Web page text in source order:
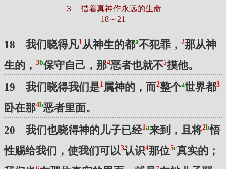
３ 借着真神作永远的生命
18～21
18 我们晓得凡1从神生的都a不犯罪， 2那从神
生的， 3b保守自己，那4恶者也就不5摸他。
19 我们晓得我们是1属神的，而2整个a世界都3
卧在那4b恶者里面。
20 我们也晓得神的儿子已经1a来到，且将2b悟
性赐给我们，使我们可以3认识4那位5c真实的；